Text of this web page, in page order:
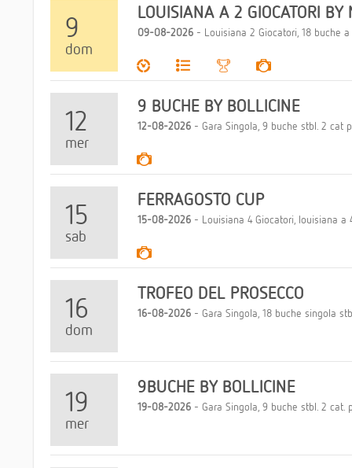
9
dom
LOUISIANA A 2 GIOCATORI BY
09-08-2026- Louisiana 2 Giocatori, 18 buche
12
mer
9 BUCHE BY BOLLICINE
12-08-2026- Gara Singola, 9 buche stbl. 2 cat
15
sab
FERRAGOSTO CUP
15-08-2026- Louisiana 4 Giocatori, louisiana a
16
dom
TROFEO DEL PROSECCO
16-08-2026- Gara Singola, 18 buche singola
19
mer
9BUCHE BY BOLLICINE
19-08-2026- Gara Singola, 9 buche stbl. 2 cat.